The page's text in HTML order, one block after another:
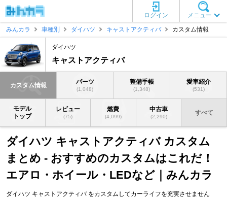
メニュー
ログイン
みんカラ
車種別 ダイハツ キャストアクティバ カスタム情報
ダイハツ
キャストアクティバ
カスタム情報 パーツ
(1,048)
整備手帳
(1,348)
愛車紹介
(531)
モデル
トップ
レビュー
(75)
燃費
(4,099)
中古車
(2,290)
すべて
ダイハツ キャストアクティバ カスタム
まとめ - おすすめのカスタムはこれだ！
エアロ・ホイール・LEDなど｜みんカラ
ダイハツ キャストアクティバ をカスタムしてカーライフを充実させません